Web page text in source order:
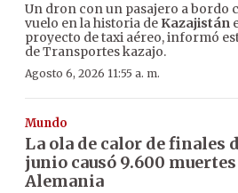
Un dron con un pasajero a bordo
vuelo en la historia de Kazajistán
proyecto de taxi aéreo, informó
de Transportes kazajo.
Agosto 6, 2026 11:55 a. m.
Mundo
La ola de calor de finales
junio causó 9.600
Alemania